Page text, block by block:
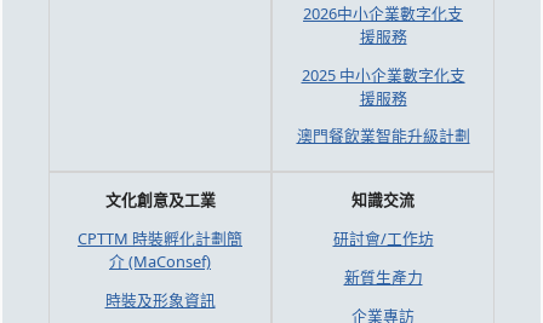
2026中小企業數字化支
援服務
2025 中小企業數字化支
援服務
澳門餐飲業智能升級計劃
文化創意及工業
CPTTM 時裝孵化計劃簡
介 (MaConsef)
時裝及形象資訊
知識交流
研討會/工作坊
新質生產力
企業專訪